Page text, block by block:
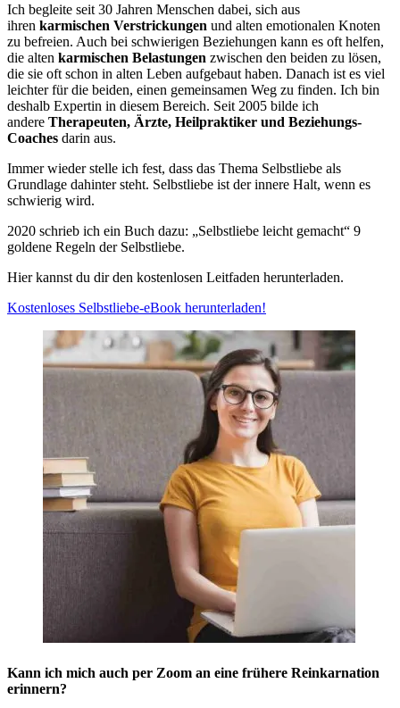
Ich begleite seit 30 Jahren Menschen dabei, sich aus
ihren karmischen Verstrickungen und alten emotionalen Knoten
zu befreien. Auch bei schwierigen Beziehungen kann es oft helfen,
die alten karmischen Belastungen zwischen den beiden zu lösen,
die sie oft schon in alten Leben aufgebaut haben. Danach ist es viel
leichter für die beiden, einen gemeinsamen Weg zu finden. Ich bin
deshalb Expertin in diesem Bereich. Seit 2005 bilde ich
andere Therapeuten, Ärzte, Heilpraktiker und Beziehungs-
Coaches darin aus.
Immer wieder stelle ich fest, dass das Thema Selbstliebe als
Grundlage dahinter steht. Selbstliebe ist der innere Halt, wenn es
schwierig wird.
2020 schrieb ich ein Buch dazu: „Selbstliebe leicht gemacht“ 9
goldene Regeln der Selbstliebe.
Hier kannst du dir den kostenlosen Leitfaden herunterladen.
Kostenloses Selbstliebe-eBook herunterladen!
Kann ich mich auch per Zoom an eine frühere Reinkarnation
erinnern?